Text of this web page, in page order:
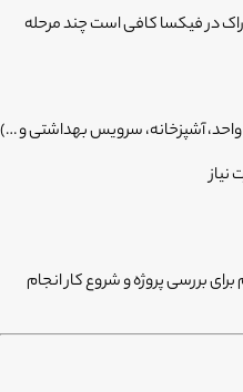
در فیکسا کافی است چند مرحله
آشپزخانه، سرویس بهداشتی و …)
بررسی پروژه و شروع کار انجام